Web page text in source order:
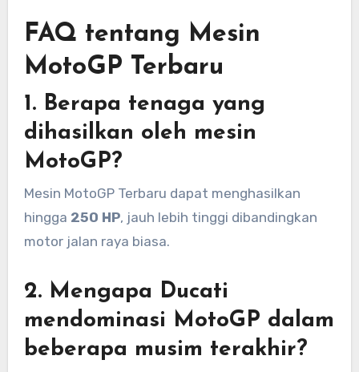
FAQ tentang Mesin
MotoGP Terbaru
1. Berapa tenaga yang
dihasilkan oleh mesin
MotoGP?
Mesin MotoGP Terbaru dapat menghasilkan
hingga 250 HP, jauh lebih tinggi dibandingkan
motor jalan raya biasa.
2. Mengapa Ducati
mendominasi MotoGP dalam
beberapa musim terakhir?